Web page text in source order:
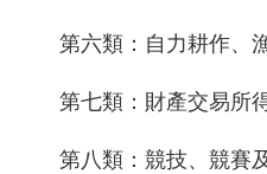
第六類：自力耕作、
第七類：財產交易所
第八類：競技、競賽